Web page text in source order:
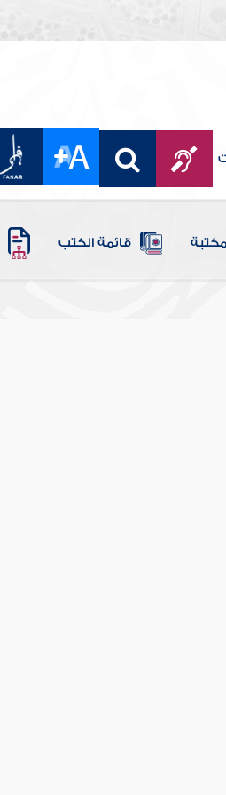
قائمة الكتب